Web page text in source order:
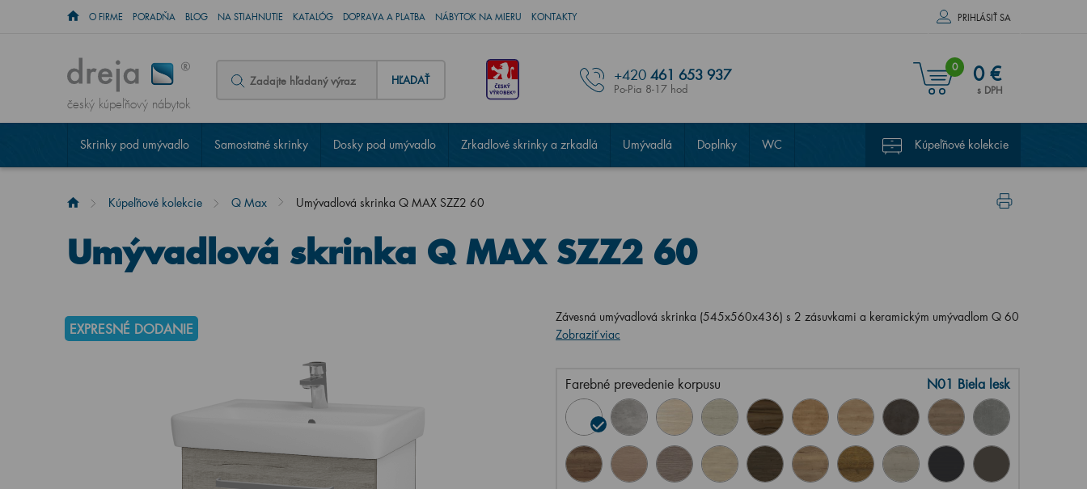
O FIRME PORADŇA BLOG NA STIAHNUTIE KATALÓG DOPRAVA A PLATBA NÁBYTOK NA MIERU KONTAKTY PRIHLÁSIŤ SA
český kúpeľňový nábytok
HĽADAŤ +420 461 653 937
Po-Pia 8-17 hod
0 0 €
s DPH
Skrinky pod umývadlo Samostatné skrinky Dosky pod umývadlo Zrkadlové skrinky a zrkadlá Umývadlá Doplnky WC Kúpeľňové kolekcie
Kúpeľňové kolekcie Q Max Umývadlová skrinka Q MAX SZZ2 60
Umývadlová skrinka Q MAX SZZ2 60
EXPRESNÉ DODANIE
Závesná umývadlová skrinka (545x560x436) s 2 zásuvkami a keramickým umývadlom Q 60
Zobraziť viac
Farebné prevedenie korpusu N01 Biela lesk